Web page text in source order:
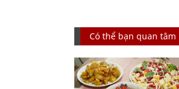
Có thể bạn quan tâm